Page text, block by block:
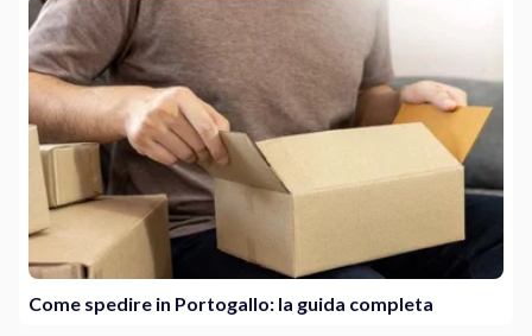
Come spedire in Portogallo: la guida completa